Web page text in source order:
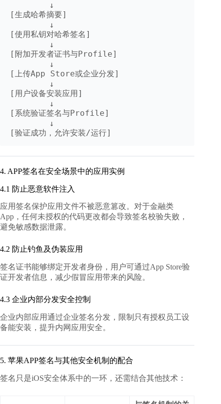
[生成哈希摘要]
[使用私钥对哈希签名]
[附加开发者证书与Profile]
[上传App Store或企业分发]
[用户设备安装应用]
[系统验证签名与Profile]
4. APP签名在安全场景中的应用实例
4.1 防止恶意软件注入
应用签名保护应用文件不被恶意篡改。对于金融类
App，任何未授权的代码更改都会导致签名校验失败，
避免敏感数据泄露。
4.2 防止钓鱼及伪装应用
签名证书能够绑定开发者身份，用户可通过App Store验
证开发者信息，减少假冒应用带来的风险。
4.3 企业内部分发安全控制
企业内部应用通过企业签名分发，限制只有授权员工设
备能安装，提升内网应用安全。
5. 苹果APP签名与其他安全机制的配合
签名只是iOS安全体系中的一环，还需结合其他技术：